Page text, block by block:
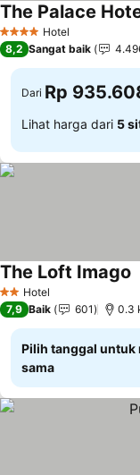
4 BintangHotel
The Palace
8,2 Sangat baik
Dari Rp
Lihat harga dari 5
2 Bintang
Hotel
The Loft Imago
7,9 Baik 601 0.3
Pilih tanggal untuk
sama